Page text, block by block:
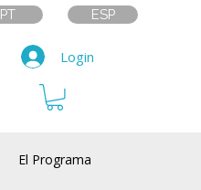
PT ESP
Login
El Programa